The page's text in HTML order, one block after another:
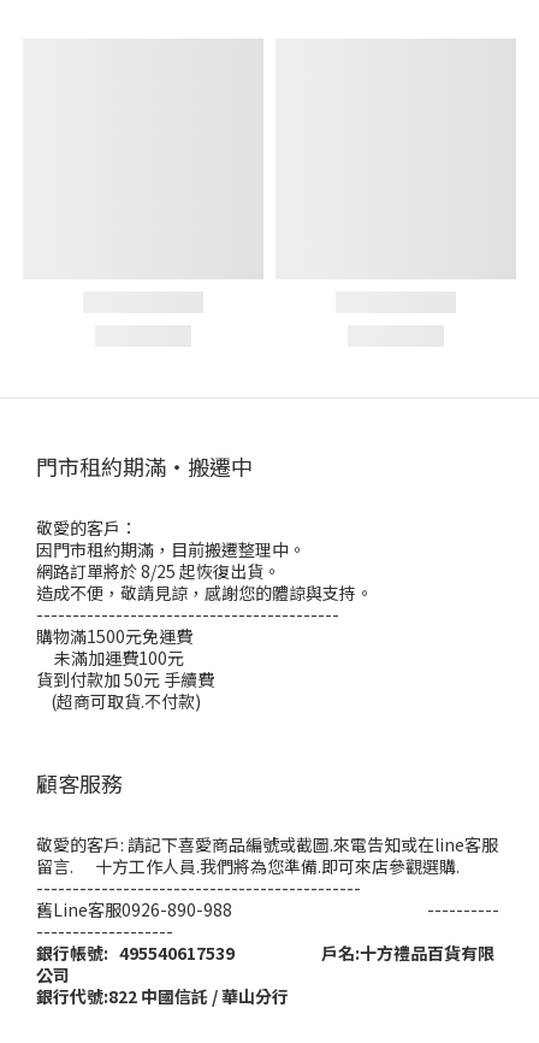
門市租約期滿・搬遷中
敬愛的客戶：
因門市租約期滿，目前搬遷整理中。
網路訂單將於 8/25 起恢復出貨。
造成不便，敬請見諒，感謝您的體諒與支持。
------------------------------------------
購物滿1500元免運費
未滿加運費100元
貨到付款加 50元 手續費
(超商可取貨.不付款)
顧客服務
敬愛的客戶: 請記下喜愛商品編號或截圖.來電告知或在line客服
留言. 十方工作人員.我們將為您準備.即可來店參觀選購.
---------------------------------------------
舊Line客服0926-890-988 ----------
-------------------
銀行帳號: 495540617539 戶名:十方禮品百貨有限
公司
銀行代號:822 中國信託 / 華山分行